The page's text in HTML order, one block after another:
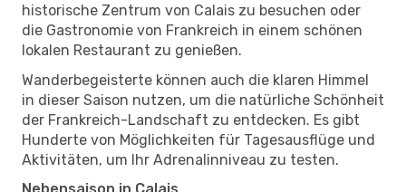
historische Zentrum von Calais zu besuchen oder
die Gastronomie von Frankreich in einem schönen
lokalen Restaurant zu genießen.
Wanderbegeisterte können auch die klaren Himmel
in dieser Saison nutzen, um die natürliche Schönheit
der Frankreich-Landschaft zu entdecken. Es gibt
Hunderte von Möglichkeiten für Tagesausflüge und
Aktivitäten, um Ihr Adrenalinniveau zu testen.